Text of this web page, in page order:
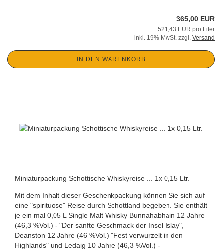
365,00 EUR
521,43 EUR pro Liter
inkl. 19% MwSt. zzgl. Versand
IN DEN WARENKORB
Miniaturpackung Schottische Whiskyreise ... 1x 0,15 Ltr.
Mit dem Inhalt dieser Geschenkpackung können Sie sich auf
eine "spirituose" Reise durch Schottland begeben. Sie enthält
je ein mal 0,05 L Single Malt Whisky Bunnahabhain 12 Jahre
(46,3 %Vol.) - "Der sanfte Geschmack der Insel Islay",
Deanston 12 Jahre (46 %Vol.) "Fest verwurzelt in den
Highlands" und Ledaig 10 Jahre (46,3 %Vol.) -